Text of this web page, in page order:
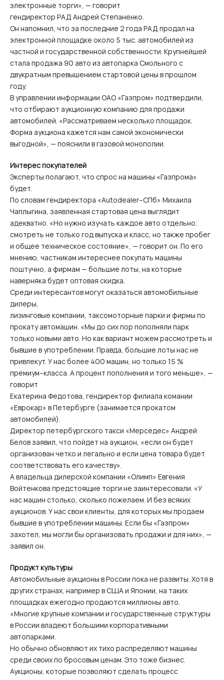
электронные торги», — говорит
гендиректор РАД Андрей Степаненко.
Он напомнил, что за последние 2 года РАД продал на
электронной площадке около 5 тыс. автомобилей из
частной и государственной собственности. Крупнейшей
стала продажа 90 авто из автопарка Смольного с
двукратным превышением стартовой цены в прошлом
году.
В управлении информации ОАО «Газпром» подтвердили,
что отбирают аукционную компанию для продажи
автомобилей. «Рассматриваем несколько площадок.
Форма аукциона кажется нам самой экономически
выгодной», — пояснили в газовой монополии.
Интерес покупателей
Эксперты полагают, что спрос на машины «Газпрома»
будет.
По словам гендиректора «Autodealer–CПб» Михаила
Чаплыгина, заявленная стартовая цена выглядит
адекватно. «Но нужно изучать каждое авто отдельно:
смотреть не только год выпуска и класс, но также пробег
и общее техническое состояние», — говорит он. По его
мнению, частникам интереснее покупать машины
поштучно, а фирмам — большие лоты, на которые
наверняка будет оптовая скидка.
Среди интересантов могут оказаться автомобильные
дилеры,
лизинговые компании, таксомоторные парки и фирмы по
прокату автомашин. «Мы до сих пор пополняли парк
только новыми авто. Но как вариант можем рассмотреть и
бывшие в употреблении. Правда, большие лоты нас не
привлекут. У нас более 400 машин, но только 15 %
премиум–класса. А процент пополнения и того меньше», —
говорит
Екатерина Федотова, гендиректор филиала комании
«Еврокар» в Петербурге (занимается прокатом
автомобилей).
Директор петербургского такси «Мерседес» Андрей
Белов заявил, что пойдет на аукцион, «если он будет
организован четко и легально и если цена товара будет
соответствовать его качеству».
А владельца дилерской компании «Олимп» Евгения
Войтенкова предстоящие торги не заинтересовали. «У
нас машин столько, сколько пожелаем. И без всяких
аукционов. У нас свои клиенты, для которых мы продаем
бывшие в употреблении машины. Если бы «Газпром»
захотел, мы могли бы организовать продажи и для них», —
заявил он.
Продукт культуры
Автомобильные аукционы в России пока не развиты. Хотя в
других странах, например в США и Японии, на таких
площадках ежегодно продаются миллионы авто.
«Многие крупные компании и государственные структуры
в России владеют большими корпоративными
автопарками.
Но обычно обновляют их тихо распределяют машины
среди своих по бросовым ценам. Это тоже бизнес.
Аукционы, которые позволяют сделать процесс